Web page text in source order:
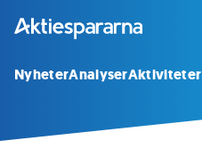
NyheterAnalyserAktiviteter